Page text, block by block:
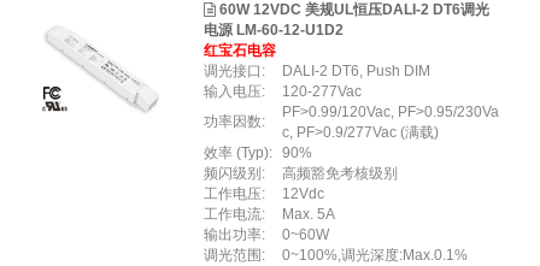
60W 12VDC 美规UL恒压DALI-2 DT6调光
电源 LM-60-12-U1D2
红宝石电容
调光接口:
DALI-2 DT6, Push DIM
输入电压:
120-277Vac
功率因数:
PF>0.99/120Vac, PF>0.95/230Va
c, PF>0.9/277Vac (满载)
效率 (Typ): 90%
频闪级别:
高频豁免考核级别
工作电压:
12Vdc
工作电流:
Max. 5A
输出功率:
0~60W
调光范围:
0~100%,调光深度:Max.0.1%